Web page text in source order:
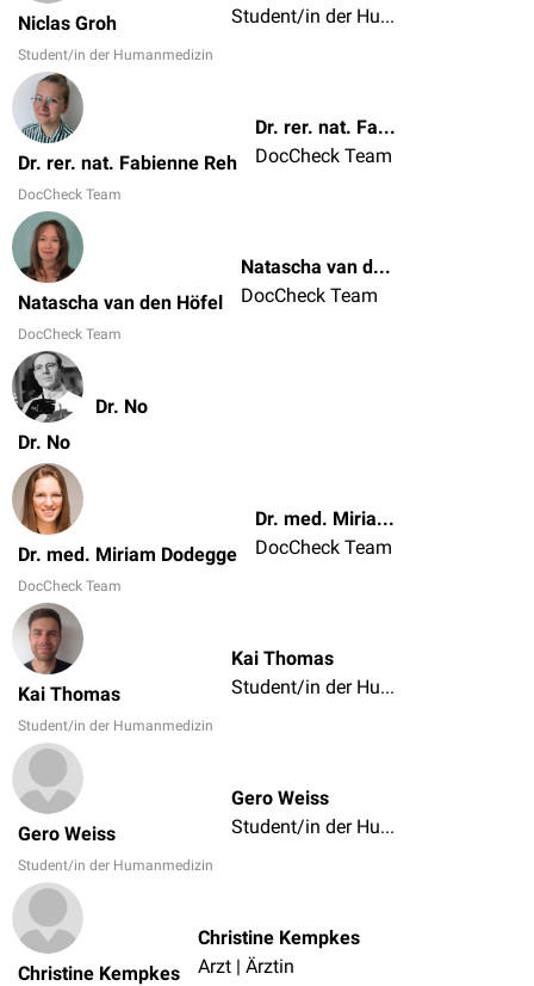
Niclas Groh
Student/in der Humanmedizin
Student/in der Humanmedizin
Dr. rer. nat. Fabienne Reh
DocCheck Team
Dr. rer. nat. Fabienne Reh
DocCheck Team
Natascha van den Höfel
DocCheck Team
Natascha van den Höfel
DocCheck Team
Dr. No
Dr. No
Dr. med. Miriam Dodegge
DocCheck Team
Dr. med. Miriam Dodegge
DocCheck Team
Kai Thomas
Student/in der Humanmedizin
Kai Thomas
Student/in der Humanmedizin
Gero Weiss
Student/in der Humanmedizin
Gero Weiss
Student/in der Humanmedizin
Christine Kempkes
Christine Kempkes
Arzt | Ärztin